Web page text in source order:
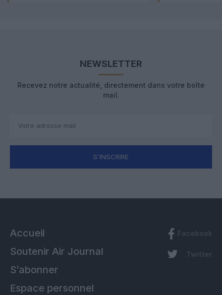
NEWSLETTER
Recevez notre actualité, directement dans votre boîte
mail.
S'INSCRIRE
Accueil
Soutenir Air Journal
S’abonner
Espace personnel